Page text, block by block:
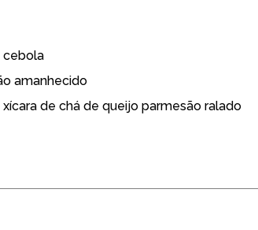
Air Fryer Forno
Vegetariana
amanhecido
de chá de queijo parmesão ralado